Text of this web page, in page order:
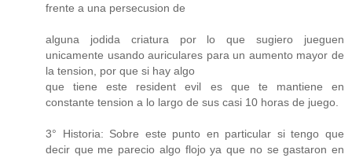
frente a una persecusion de
alguna jodida criatura por lo que sugiero jueguen
unicamente usando auriculares para un aumento mayor de
la tension, por que si hay algo
que tiene este resident evil es que te mantiene en
constante tension a lo largo de sus casi 10 horas de juego.
3° Historia: Sobre este punto en particular si tengo que
decir que me parecio algo flojo ya que no se gastaron en